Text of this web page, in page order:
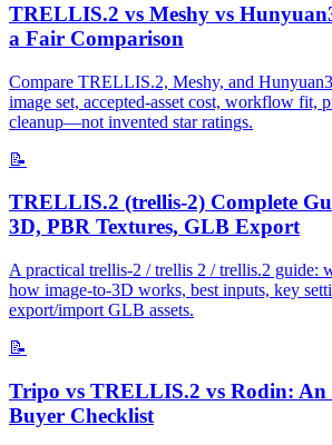
TRELLIS.2 vs Meshy vs
a Fair Comparison
Compare TRELLIS.2, Meshy, and
image set, accepted-asset cost, workflow fit,
cleanup—not invented star ratings.
📝
TRELLIS.2 (trellis-2) Complete
3D, PBR Textures, GLB Export
A practical trellis-2 / trellis 2 / trellis.2 guide:
how image-to-3D works, best inputs, key
export/import GLB assets.
📝
Tripo vs TRELLIS.2 vs Rodin: An
Buyer Checklist